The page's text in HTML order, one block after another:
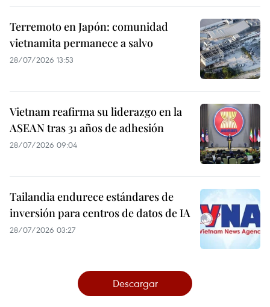
Terremoto en Japón: comunidad
vietnamita permanece a salvo
28/07/2026 13:53
Vietnam reafirma su liderazgo en la
ASEAN tras 31 años de adhesión
28/07/2026 09:04
Tailandia endurece estándares de
inversión para centros de datos de IA
28/07/2026 03:27
Descargar